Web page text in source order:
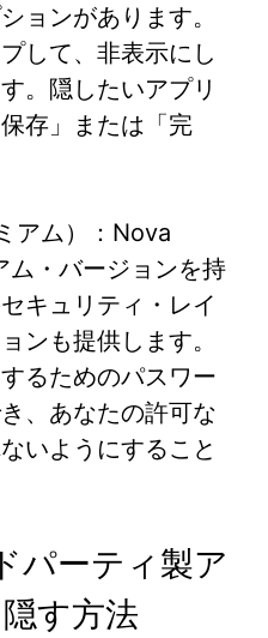
ョンがあります。
して、非表示にし
。隠したいアプリ
存」または「完
アム）：Nova
・バージョンを持
キュリティ・レイ
ンも提供します。
るためのパスワー
、あなたの許可な
いようにすること
パーティ製ア
す方法